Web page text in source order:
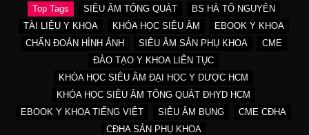
Top Tags SIÊU ÂM TỔNG QUÁT
BS HÀ TỐ NGUYÊN
TÀI LIỆU Y KHOA
KHÓA HỌC SIÊU ÂM
EBOOK Y KHOA
CHẨN ĐOÁN HÌNH ẢNH
SIÊU ÂM SẢN PHỤ KHOA
CME
ĐÀO TẠO Y KHOA LIÊN TỤC
KHÓA HỌC SIÊU ÂM ĐẠI HỌC Y DƯỢC HCM
KHÓA HỌC SIÊU ÂM TỔNG QUÁT ĐHYD HCM
EBOOK Y KHOA TIẾNG VIỆT
SIÊU ÂM BỤNG
CME CĐHA
CĐHA SẢN PHỤ KHOA